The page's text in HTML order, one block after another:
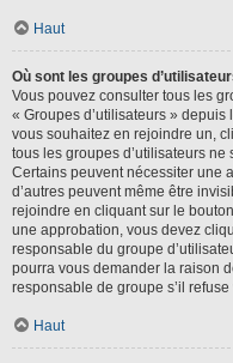
Haut
Où sont les groupes
Vous pouvez consulter tous les
« Groupes d’utilisateurs » depuis
vous souhaitez en rejoindre un,
tous les groupes d’utilisateurs
Certains peuvent nécessiter une
d’autres peuvent même être
rejoindre en cliquant sur le
une approbation, vous devez
responsable du groupe
pourra vous demander la raison
responsable de groupe s’il refuse
Haut